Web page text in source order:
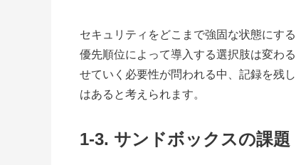
セキュリティをどこまで強固な状態にす
優先順位によって導入する選択肢は変わ
せていく必要性が問われる中、記録を残
はあると考えられます。
1-3. サンドボックスの課題